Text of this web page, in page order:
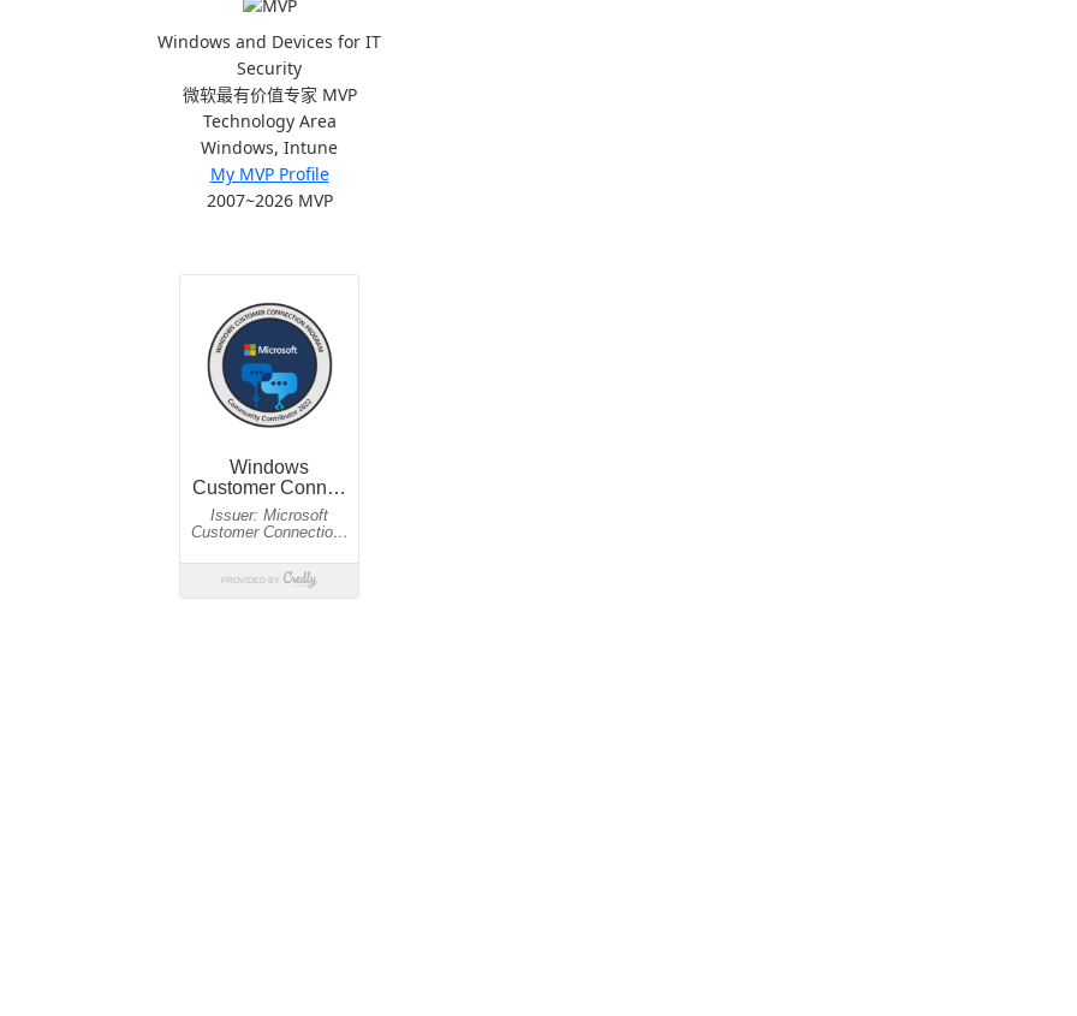
Windows and Devices for IT
Security
微软最有价值专家 MVP
Technology Area
Windows, Intune
My MVP Profile
2007~2026 MVP